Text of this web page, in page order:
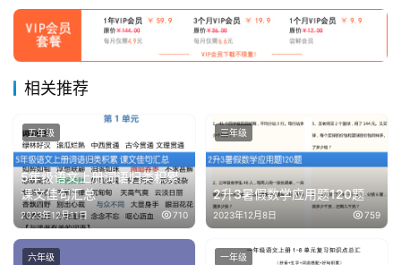
相关推荐
5年级语文上册词语归类积累
课文佳句汇总
2023年12月11日 710
五年级
2升3暑假数学应用题120题
2023年12月8日 759
三年级
六年级 一年级